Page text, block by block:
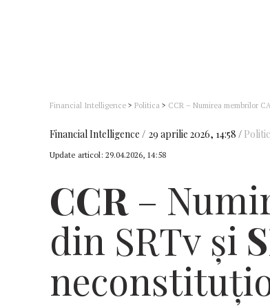
Financial Intelligence > Politica > CCR – Numirea membrilor
Financial Intelligence 29 aprilie 2026, 14:58
Update articol: 29.04.2026, 14:58
CCR–
din SRTv și